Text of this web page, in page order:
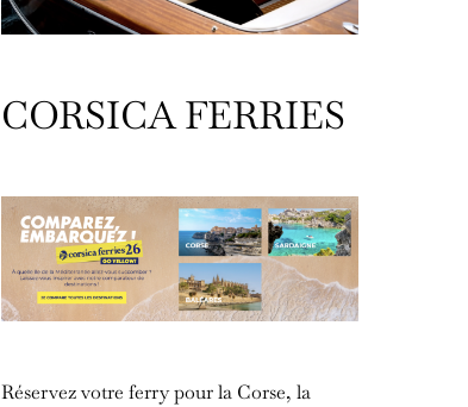
CORSICA FERRIES
Réservez votre ferry pour la Corse, la